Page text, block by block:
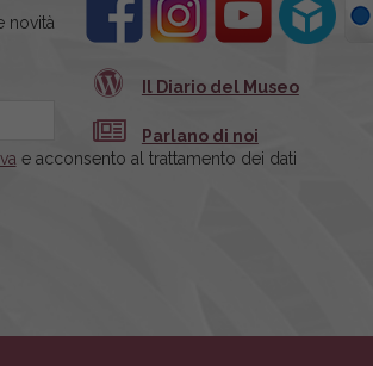
novità
e acconsento al trattamento dei dati
Il Diario del Museo
Parlano di noi